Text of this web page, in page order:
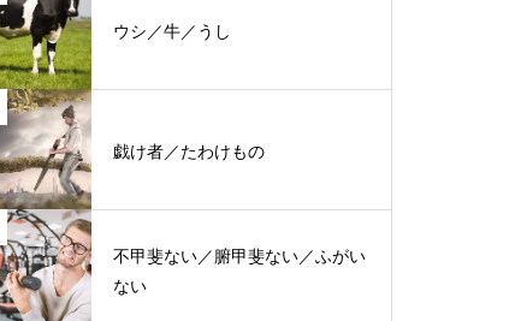
ウシ／牛／うし
戯け者／たわけもの
不甲斐ない／腑甲斐ない／ふがい
ない